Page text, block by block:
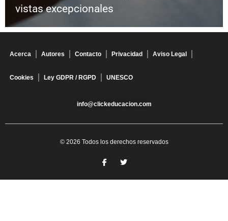
vistas excepcionales
Acerca Autores Contacto Privacidad Aviso Legal
Cookies Ley GDPR / RGPD UNESCO
info@clickeducacion.com
© 2026 Todos los derechos reservados